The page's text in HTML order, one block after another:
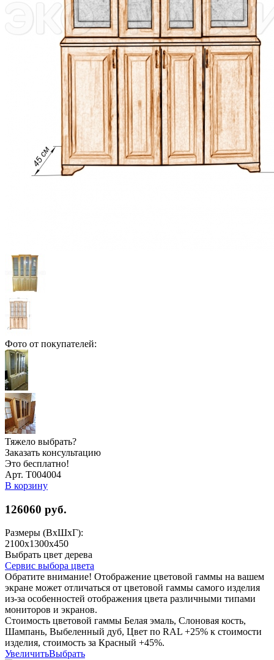
Фото от покупателей:
Тяжело выбрать?
Заказать консультацию
Это бесплатно!
Арт. Т004004
В корзину
126060 руб.
Размеры (ВхШхГ):
2100x1300x450
Выбрать цвет дерева
Сервис выбора цвета
Обратите внимание! Отображение цветовой гаммы на вашем
экране может отличаться от цветовой гаммы самого изделия
из-за особенностей отображения цвета различными типами
мониторов и экранов.
Стоимость цветовой гаммы Белая эмаль, Слоновая кость,
Шампань, Выбеленный дуб, Цвет по RAL +25% к стоимости
изделия, стоимость за Красный +45%.
УвеличитьВыбрать